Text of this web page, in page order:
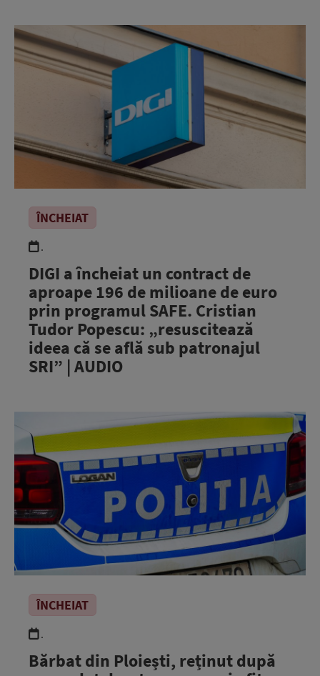
ÎNCHEIAT
.
DIGI a încheiat un contract de
aproape 196 de milioane de euro
prin programul SAFE. Cristian
Tudor Popescu: „resuscitează
ideea că se află sub patronajul
SRI” | AUDIO
ÎNCHEIAT
.
Bărbat din Ploiești, reținut după